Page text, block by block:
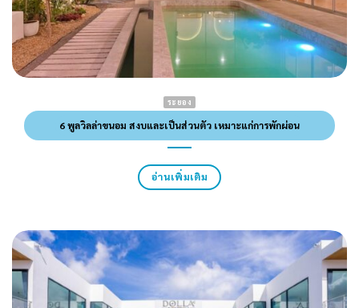
ระยอง
6 พูลวิลล่าขนอม สงบและเป็นส่วนตัว เหมาะแก่การพักผ่อน
อ่านเพิ่มเติม